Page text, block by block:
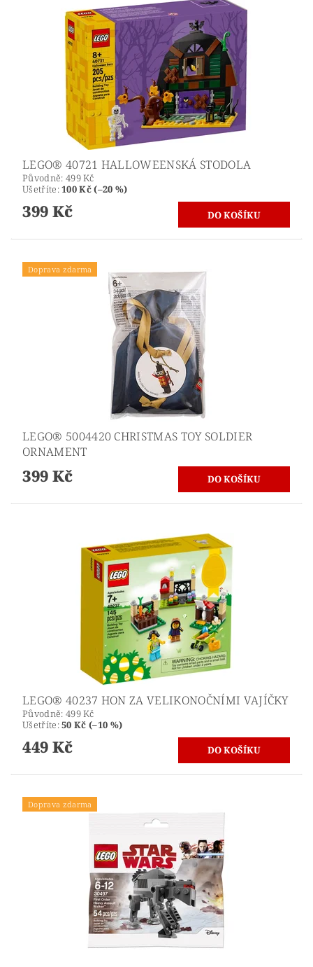
LEGO® 40721 HALLOWEENSKÁ STODOLA
Původně: 499 Kč
Ušetříte:100 Kč (–20 %)
399 Kč
Doprava zdarma
LEGO® 5004420 CHRISTMAS TOY SOLDIER
ORNAMENT
399 Kč
LEGO® 40237 HON ZA VELIKONOČNÍMI VAJÍČKY
Původně: 499 Kč
Ušetříte:50 Kč (–10 %)
449 Kč
Doprava zdarma